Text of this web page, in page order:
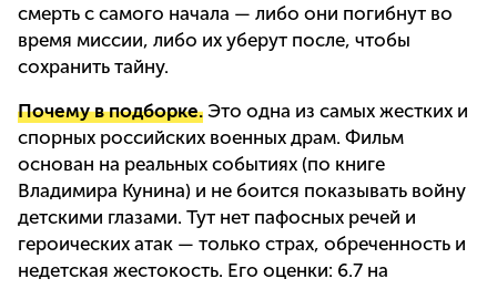
смерть с самого начала — либо они погибнут во
время миссии, либо их уберут после, чтобы
сохранить тайну.
Почему в подборке. Это одна из самых жестких и
спорных российских военных драм. Фильм
основан на реальных событиях (по книге
Владимира Кунина) и не боится показывать войну
детскими глазами. Тут нет пафосных речей и
героических атак — только страх, обреченность и
недетская жестокость. Его оценки: 6.7 на